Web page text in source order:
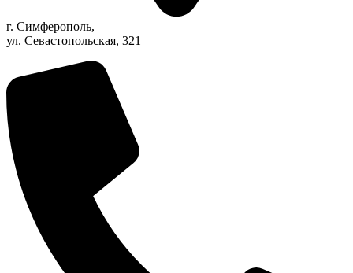
г. Симферополь,
ул. Севастопольская, 321